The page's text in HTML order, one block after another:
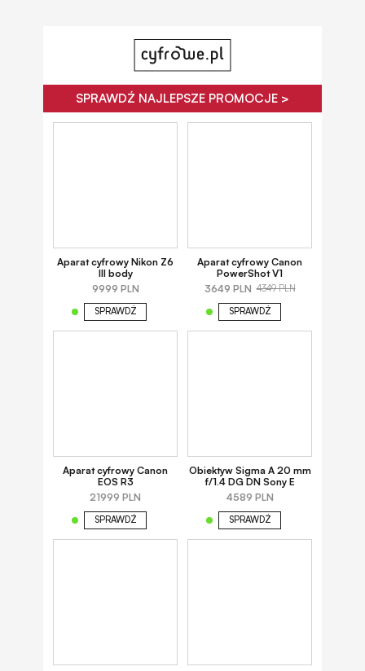
SPRAWDŹ NAJLEPSZE PROMOCJE >
Aparat cyfrowy Nikon Z6
III body
9999 PLN
SPRAWDŹ
Aparat cyfrowy Canon
PowerShot V1
3649 PLN 4349 PLN
SPRAWDŹ
Aparat cyfrowy Canon
EOS R3
21999 PLN
SPRAWDŹ
Obiektyw Sigma A 20 mm
f/1.4 DG DN Sony E
4589 PLN
SPRAWDŹ